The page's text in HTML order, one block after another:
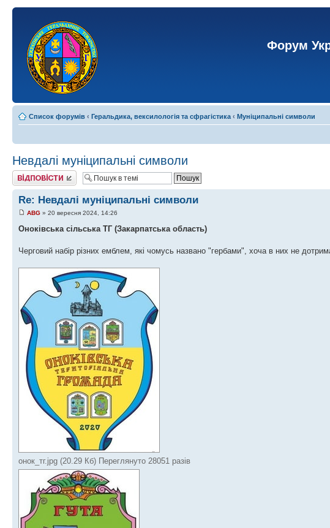
Форум
Список форумів ‹ Геральдика, вексилологія та сфрагістика ‹ Муніципальні символи
Невдалі муніципальні символи
Відповісти
Re: Невдалі муніципальні символи
ABG » 20 вересня 2024, 14:26
Оноківська сільська ТГ (Закарпатська область)
Черговий набір різних емблем, які чомусь названо "гербами", хоча в них не
онок_тг.jpg (20.29 Кб) Переглянуто 28051 разів